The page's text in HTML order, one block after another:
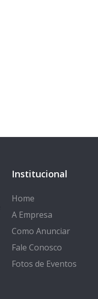
Institucional
Home
A Empresa
Como Anunciar
Fale Conosco
Fotos de Eventos